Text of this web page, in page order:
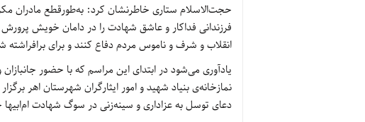
حجت‌الاسلام ستاری خاطرنشان کرد: به‌طورقطع مادران
فرزندانی فداکار و عاشق شهادت را در دامان خویش
انقلاب و شرف و ناموس مردم دفاع کنند و برای
یادآوری می‌شود در ابتدای این مراسم که با حضور
نمازخانه‌ی بنیاد شهید و امور ایثارگران شهرستان اهر
دعای توسل به عزاداری و سینه‌زنی در سوگ شهادت